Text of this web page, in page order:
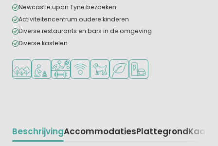
Newcastle upon Tyne bezoeken
Activiteitencentrum oudere kinderen
Diverse restaurants en bars in de omgeving
Diverse kastelen
Ligt in een bosrijke omgeving
Aanbevolen voor jonge kinderen
Veel mogelijkheden om te sporten
WiFi beschikbaar
Huisdieren toegestaan
Groene ligging
Laadpaal elektrische auto
BeschrijvingAccommodatiesPlattegrondKaart